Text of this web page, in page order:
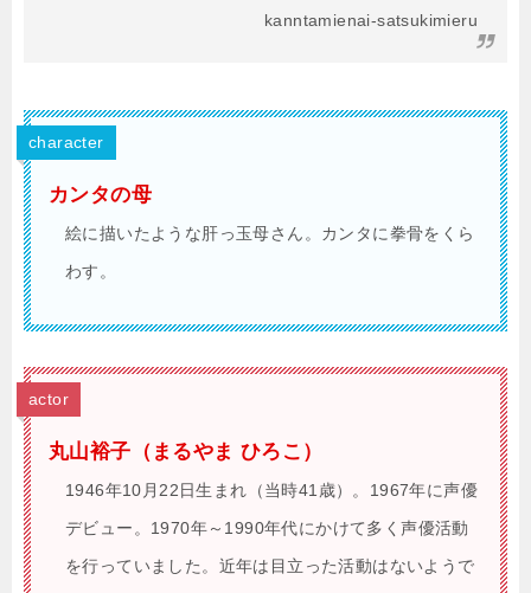
kanntamienai-satsukimieru
character
カンタの母
絵に描いたような肝っ玉母さん。カンタに拳骨をくら
わす。
actor
丸山裕子（まるやま ひろこ）
1946年10月22日生まれ（当時41歳）。1967年に声優
デビュー。1970年～1990年代にかけて多く声優活動
を行っていました。近年は目立った活動はないようで